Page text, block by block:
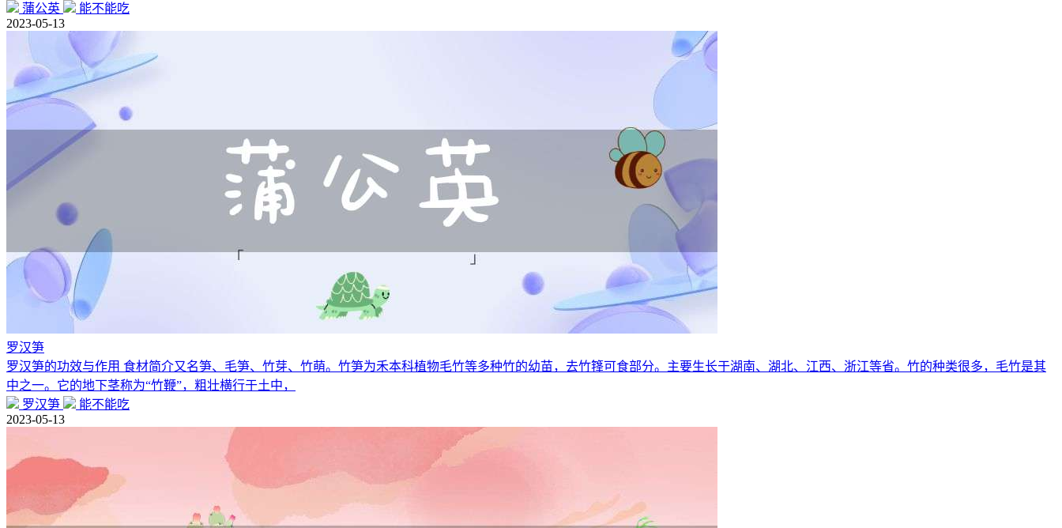
蒲公英
能不能吃
2023-05-13
罗汉笋
罗汉笋的功效与作用 食材简介又名笋、毛笋、竹芽、竹萌。竹笋为禾本科植物毛竹等多种竹的幼苗，去竹箨可食部分。主要生长于湖南、湖北、江西、浙江等省。竹的种类很多，毛竹是其
中之一。它的地下茎称为“竹鞭”，粗壮横行于土中，
罗汉笋
能不能吃
2023-05-13